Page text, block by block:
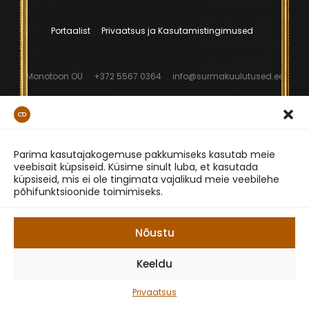
Parima kasutajakogemuse pakkumiseks kasutab meie
veebisait küpsiseid. Küsime sinult luba, et kasutada
küpsiseid, mis ei ole tingimata vajalikud meie veebilehe
põhifunktsioonide toimimiseks.
Nõustu
Keeldu
Privaatsus
Portaalist Privaatsus ja Kasutamistingimused
Monotoon OÜ +372 5567 0364 info@surmakuulutused.ee